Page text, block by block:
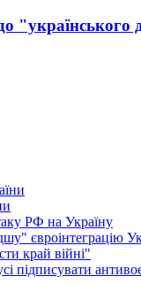
"українського
РФ на Україну
євроінтеграцію
край війні"
підписувати